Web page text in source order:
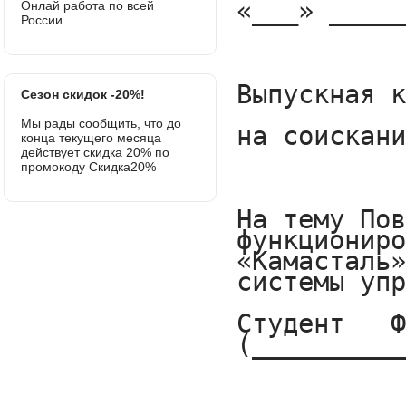
Онлай работа по всей
России
Сезон скидок -20%!
Мы рады сообщить, что до
конца текущего месяца
действует скидка 20% по
промокоду Скидка20%